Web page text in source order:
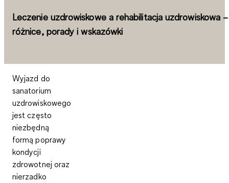
Leczenie uzdrowiskowe a rehabilitacja uzdrowiskowa –
różnice, porady i wskazówki
Wyjazd do
sanatorium
uzdrowiskowego
jest często
niezbędną
formą poprawy
kondycji
zdrowotnej oraz
nierzadko